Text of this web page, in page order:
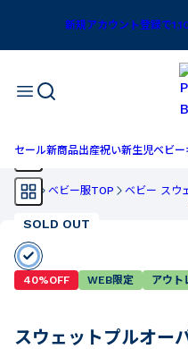
新規アカウント登録で
セール新商品出産祝い新生児ベビー
TOP ベビー服TOP ベビー スウ
SOLD OUT
40%OFF WEB限定 アウト
スウェットプルオー